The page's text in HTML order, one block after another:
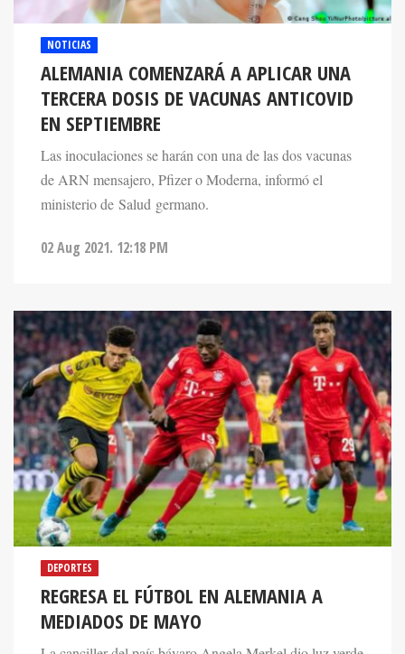
NOTICIAS
ALEMANIA COMENZARÁ A APLICAR UNA
TERCERA DOSIS DE VACUNAS ANTICOVID
EN SEPTIEMBRE
Las inoculaciones se harán con una de las dos vacunas
de ARN mensajero, Pfizer o Moderna, informó el
ministerio de Salud germano.
DEPORTES
REGRESA EL FÚTBOL EN ALEMANIA A
MEDIADOS DE MAYO
La canciller del país bávaro Angela Merkel dio luz verde